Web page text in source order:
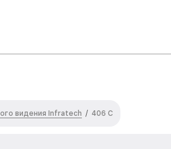
видения Infratech / 406 С